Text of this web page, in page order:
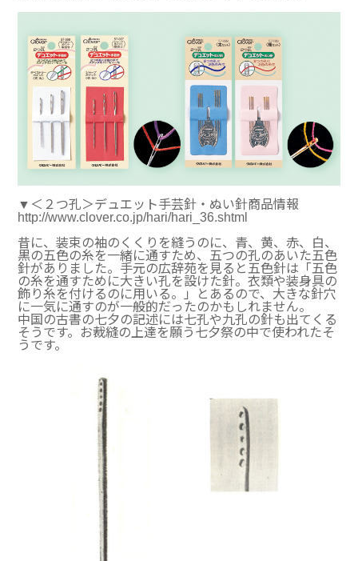
▼＜２つ孔＞デュエット手芸針・ぬい針商品情報
http://www.clover.co.jp/hari/hari_36.shtml
昔に、装束の袖のくくりを縫うのに、青、黄、赤、白、
黒の五色の糸を一緒に通すため、五つの孔のあいた五色
針がありました。手元の広辞苑を見ると五色針は「五色
の糸を通すために大きい孔を設けた針。衣類や装身具の
飾り糸を付けるのに用いる。」とあるので、大きな針穴
に一気に通すのが一般的だったのかもしれません。
中国の古書の七夕の記述には七孔や九孔の針も出てくる
そうです。お裁縫の上達を願う七夕祭の中で使われたそ
うです。